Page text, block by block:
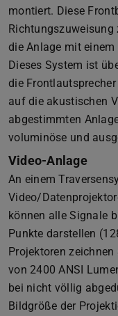
montiert. Diese
die Anlage mit
Dieses System ist
die
auf die akustischen
abgestimmten
voluminöse und
Video-Anlage
An einem
Video/
können alle Signale
Punkte darstellen
Projektoren
von 2400 ANSI
bei nicht völlig
Bildgröße der